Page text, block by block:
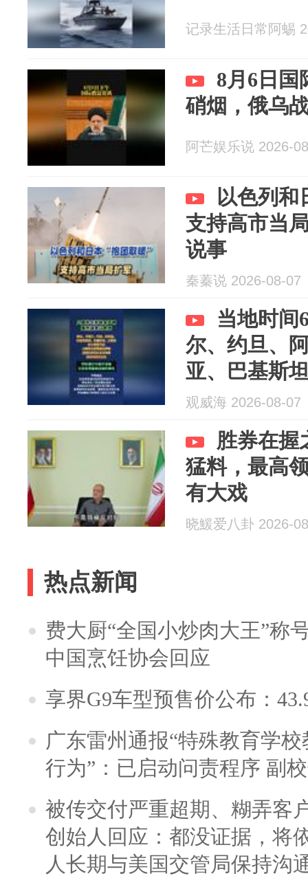
记录生活日常阿蜴
8月6日国
硝烟，俄乌
阿芒娱乐说 2026-
以色列和
支持高市当
说事
秦蓁说 2026-08-07
当地时间
尔、约旦、
亚、巴基斯
拉伯八国外
行为。（央
观威海 2026-08-07
胜券在握
猛料，最高
有大戏
晓鰀爱八卦 2026-
热点新闻
费大厨“全国小炒肉大王”称
中国烹饪协会回应
享界G9车型预售价公布：
广东雷州通报“特殊教育学
行为”：已启动问责程序 副
被传交付严重超期、糊弄客
创始人回应：都没证据，将
人长期与美国交管局保持沟